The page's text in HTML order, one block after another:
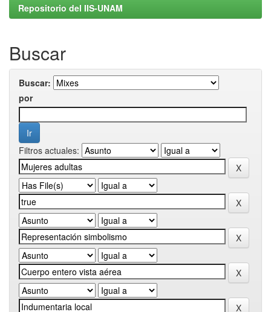
Repositorio del IIS-UNAM
Buscar
Buscar:
por
Filtros actuales: